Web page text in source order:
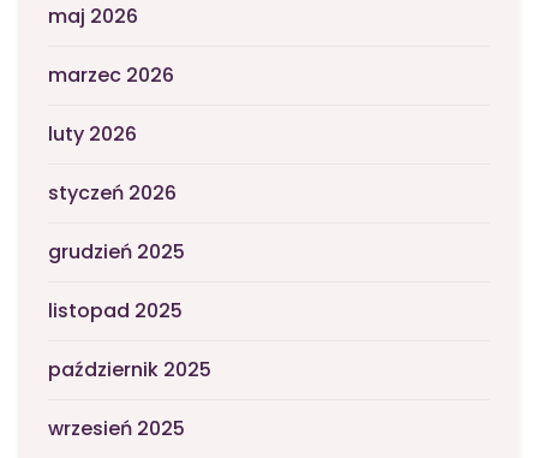
maj 2026
marzec 2026
luty 2026
styczeń 2026
grudzień 2025
listopad 2025
październik 2025
wrzesień 2025